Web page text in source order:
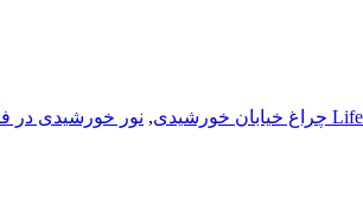
چراغ خیابان خورشیدی, نور خورشیدی در